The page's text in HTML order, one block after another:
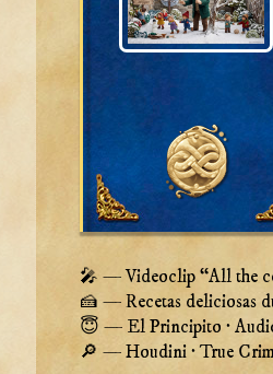
🎤 — Videoclip “All the
🍰 — Recetas deliciosas
😇 — El Principito ·
🔎 — Houdini · True